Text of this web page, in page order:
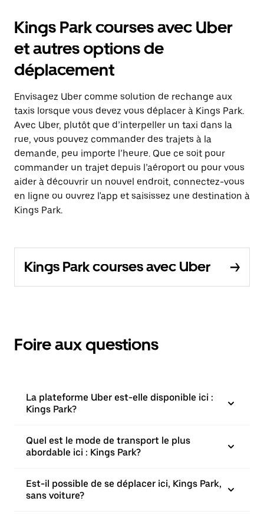
Kings Park courses avec Uber
et autres options de
déplacement
Envisagez Uber comme solution de rechange aux
taxis lorsque vous devez vous déplacer à Kings Park.
Avec Uber, plutôt que d’interpeller un taxi dans la
rue, vous pouvez commander des trajets à la
demande, peu importe l’heure. Que ce soit pour
commander un trajet depuis l’aéroport ou pour vous
aider à découvrir un nouvel endroit, connectez-vous
en ligne ou ouvrez l'app et saisissez une destination à
Kings Park.
Kings Park courses avec Uber
Foire aux questions
La plateforme Uber est-elle disponible ici :
Kings Park?
Quel est le mode de transport le plus
abordable ici : Kings Park?
Est-il possible de se déplacer ici, Kings Park,
sans voiture?